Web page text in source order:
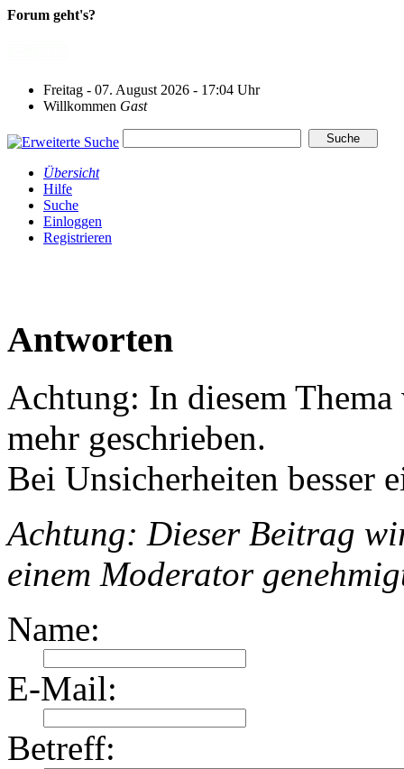
Forum geht's?
Freitag - 07. August 2026 - 17:04 Uhr
Willkommen Gast
Übersicht
Hilfe
Suche
Einloggen
Registrieren
Antworten
Achtung: In diesem
mehr geschrieben.
Bei Unsicherheiten besser
Achtung: Dieser Beitrag
einem Moderator
Name:
E-Mail:
Betreff: